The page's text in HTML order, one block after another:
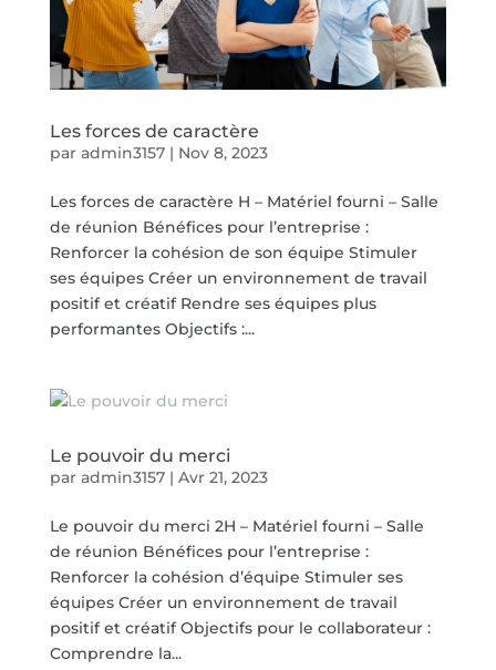
Les forces de caractère
par admin3157| Nov 8, 2023
Les forces de caractère H – Matériel fourni – Salle
de réunion Bénéfices pour l’entreprise :
Renforcer la cohésion de son équipe Stimuler
ses équipes Créer un environnement de travail
positif et créatif Rendre ses équipes plus
performantes Objectifs :...
Le pouvoir du merci
par admin3157| Avr 21, 2023
Le pouvoir du merci 2H – Matériel fourni – Salle
de réunion Bénéfices pour l’entreprise :
Renforcer la cohésion d’équipe Stimuler ses
équipes Créer un environnement de travail
positif et créatif Objectifs pour le collaborateur :
Comprendre la...